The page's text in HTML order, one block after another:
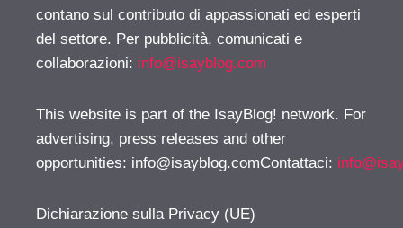
contano sul contributo di appassionati ed esperti
del settore. Per pubblicità, comunicati e
collaborazioni: info@isayblog.com
This website is part of the IsayBlog! network. For
advertising, press releases and other
opportunities: info@isayblog.comContattaci:
Dichiarazione sulla Privacy (UE)